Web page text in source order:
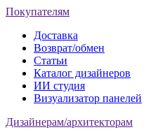
Покупателям
Доставка
Возврат/обмен
Статьи
Каталог дизайнеров
ИИ студия
Визуализатор панелей
Дизайнерам/архитекторам